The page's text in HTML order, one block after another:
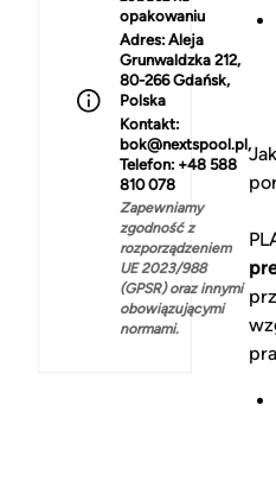
opakowaniu
Adres: Aleja
Grunwaldzka 212,
80-266 Gdańsk,
Polska
Kontakt:
bok@nextspool.pl,
Telefon: +48 588
810 078
Zapewniamy
zgodność z
rozporządzeniem
UE 2023/988
(GPSR) oraz innymi
obowiązującymi
normami.